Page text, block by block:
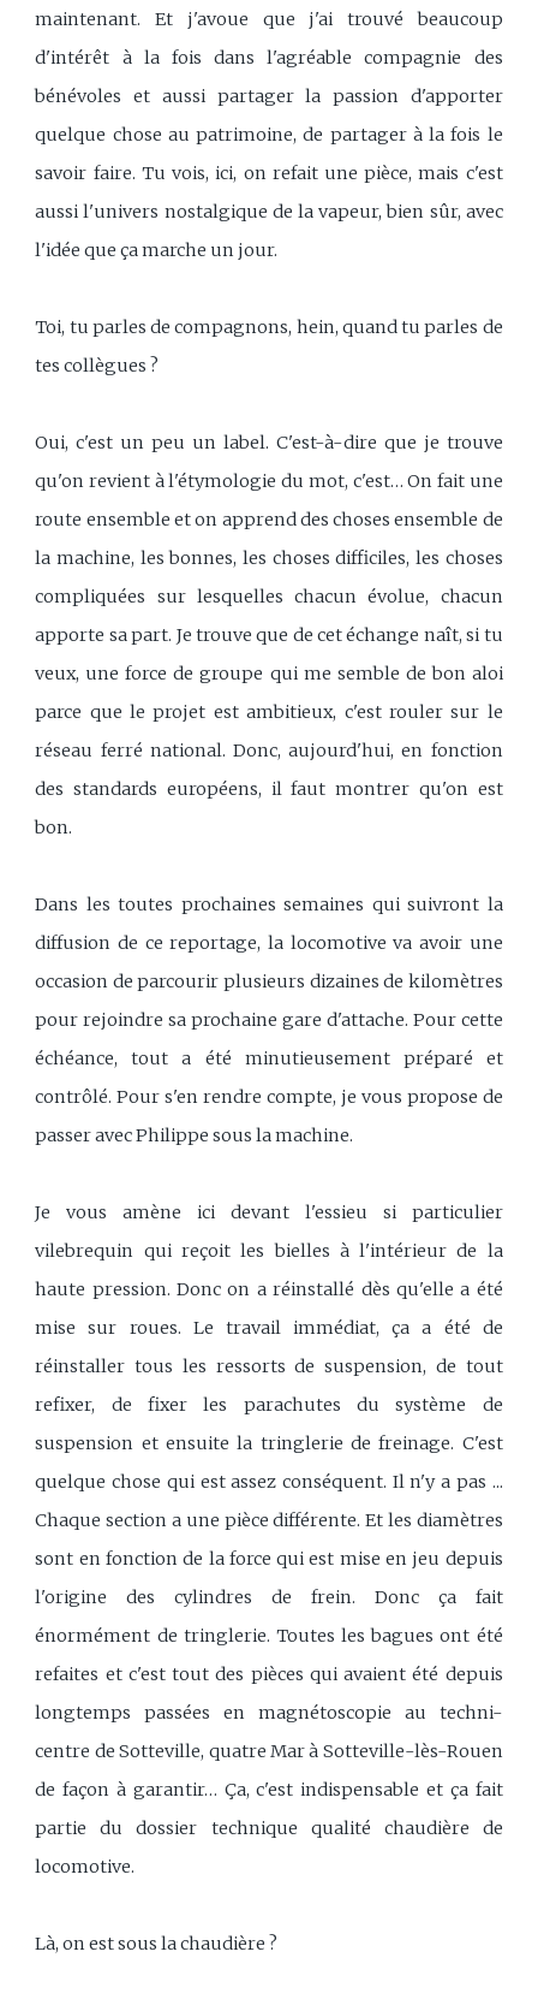
maintenant. Et j'avoue que j'ai trouvé beaucoup
d'intérêt à la fois dans l'agréable compagnie des
bénévoles et aussi partager la passion d'apporter
quelque chose au patrimoine, de partager à la fois le
savoir faire. Tu vois, ici, on refait une pièce, mais c'est
aussi l'univers nostalgique de la vapeur, bien sûr, avec
l'idée que ça marche un jour.
Toi, tu parles de compagnons, hein, quand tu parles de
tes collègues ?
Oui, c'est un peu un label. C'est-à-dire que je trouve
qu'on revient à l'étymologie du mot, c'est… On fait une
route ensemble et on apprend des choses ensemble de
la machine, les bonnes, les choses difficiles, les choses
compliquées sur lesquelles chacun évolue, chacun
apporte sa part. Je trouve que de cet échange naît, si tu
veux, une force de groupe qui me semble de bon aloi
parce que le projet est ambitieux, c'est rouler sur le
réseau ferré national. Donc, aujourd'hui, en fonction
des standards européens, il faut montrer qu'on est
bon.
Dans les toutes prochaines semaines qui suivront la
diffusion de ce reportage, la locomotive va avoir une
occasion de parcourir plusieurs dizaines de kilomètres
pour rejoindre sa prochaine gare d'attache. Pour cette
échéance, tout a été minutieusement préparé et
contrôlé. Pour s'en rendre compte, je vous propose de
passer avec Philippe sous la machine.
Je vous amène ici devant l'essieu si particulier
vilebrequin qui reçoit les bielles à l'intérieur de la
haute pression. Donc on a réinstallé dès qu'elle a été
mise sur roues. Le travail immédiat, ça a été de
réinstaller tous les ressorts de suspension, de tout
refixer, de fixer les parachutes du système de
suspension et ensuite la tringlerie de freinage. C'est
quelque chose qui est assez conséquent. Il n'y a pas ...
Chaque section a une pièce différente. Et les diamètres
sont en fonction de la force qui est mise en jeu depuis
l'origine des cylindres de frein. Donc ça fait
énormément de tringlerie. Toutes les bagues ont été
refaites et c'est tout des pièces qui avaient été depuis
longtemps passées en magnétoscopie au techni-
centre de Sotteville, quatre Mar à Sotteville-lès-Rouen
de façon à garantir… Ça, c'est indispensable et ça fait
partie du dossier technique qualité chaudière de
locomotive.
Là, on est sous la chaudière ?